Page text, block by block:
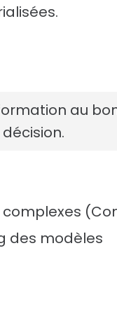
au
des modèles